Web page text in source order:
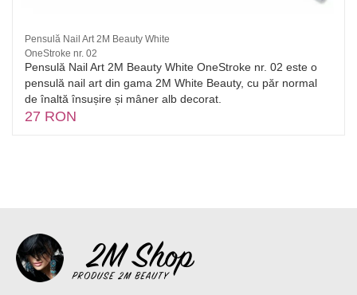
Pensulă Nail Art 2M Beauty White
OneStroke nr. 02
Pensulă Nail Art 2M Beauty White OneStroke nr. 02 este o
pensulă nail art din gama 2M White Beauty, cu păr normal
de înaltă însușire și mâner alb decorat.
27 RON